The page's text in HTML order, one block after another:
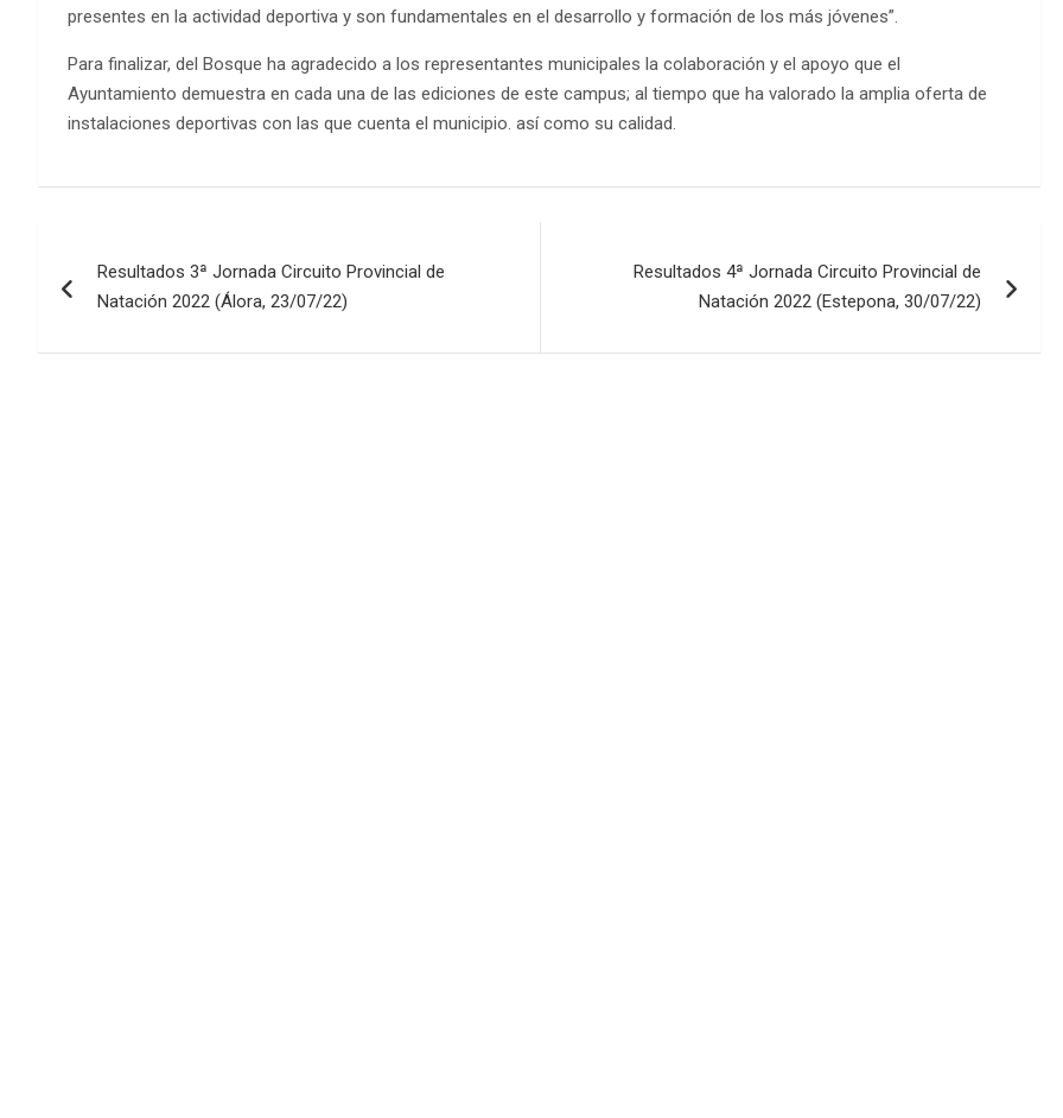
presentes en la actividad deportiva y son fundamentales en el desarrollo y formación de los más jóvenes”.
Para finalizar, del Bosque ha agradecido a los representantes municipales la colaboración y el apoyo que el
Ayuntamiento demuestra en cada una de las ediciones de este campus; al tiempo que ha valorado la amplia oferta de
instalaciones deportivas con las que cuenta el municipio. así como su calidad.
de
entradas
Resultados 3ª Jornada Circuito Provincial de
Natación 2022 (Álora, 23/07/22)
Resultados 4ª Jornada Circuito Provincial de
Natación 2022 (Estepona, 30/07/22)